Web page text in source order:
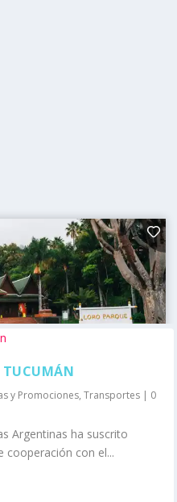
TUCUMÁN
y Promociones,Transportes | 0
Argentinas ha suscrito
cooperación con el...